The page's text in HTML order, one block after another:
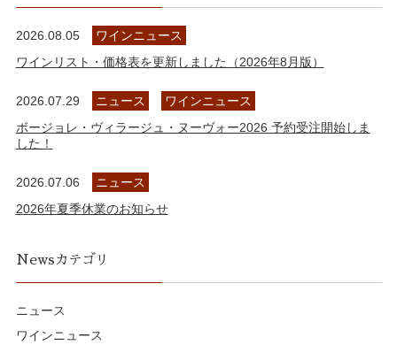
2026.08.05
ワインニュース
ワインリスト・価格表を更新しました（2026年8月版）
2026.07.29 ニュース
ワインニュース
ボージョレ・ヴィラージュ・ヌーヴォー2026 予約受注開始しま
した！
2026.07.06
ニュース
2026年夏季休業のお知らせ
Newsカテゴリ
ニュース
ワインニュース